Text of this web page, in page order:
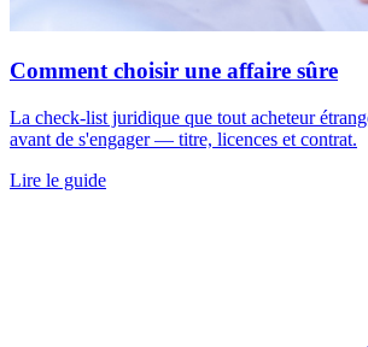
Comment choisir une affaire sûre
La check-list juridique que tout acheteur
avant de s'engager — titre, licences et contrat.
Lire le guide